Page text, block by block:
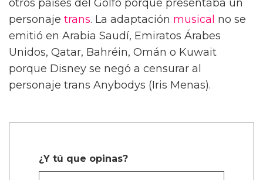
otros países del Golfo porque presentaba un
personaje trans. La adaptación musical no se
emitió en Arabia Saudí, Emiratos Árabes
Unidos, Qatar, Bahréin, Omán o Kuwait
porque Disney se negó a censurar al
personaje trans Anybodys (Iris Menas).
¿Y tú que opinas?